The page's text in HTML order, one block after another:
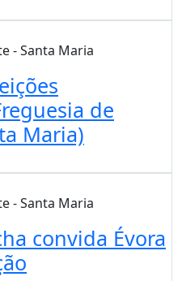
- Santa Maria
de
Maria)
- Santa Maria
convida Évora